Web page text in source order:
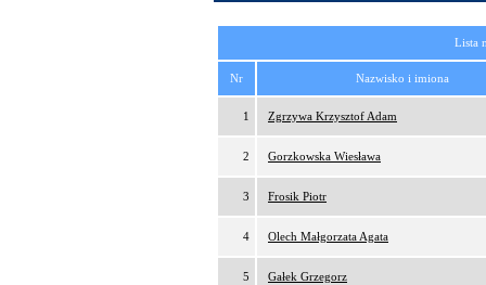
Lista
Nr Nazwisko i imiona
1 Zgrzywa Krzysztof Adam
2 Gorzkowska Wiesława
3 Frosik Piotr
4 Olech Małgorzata Agata
5 Gałek Grzegorz